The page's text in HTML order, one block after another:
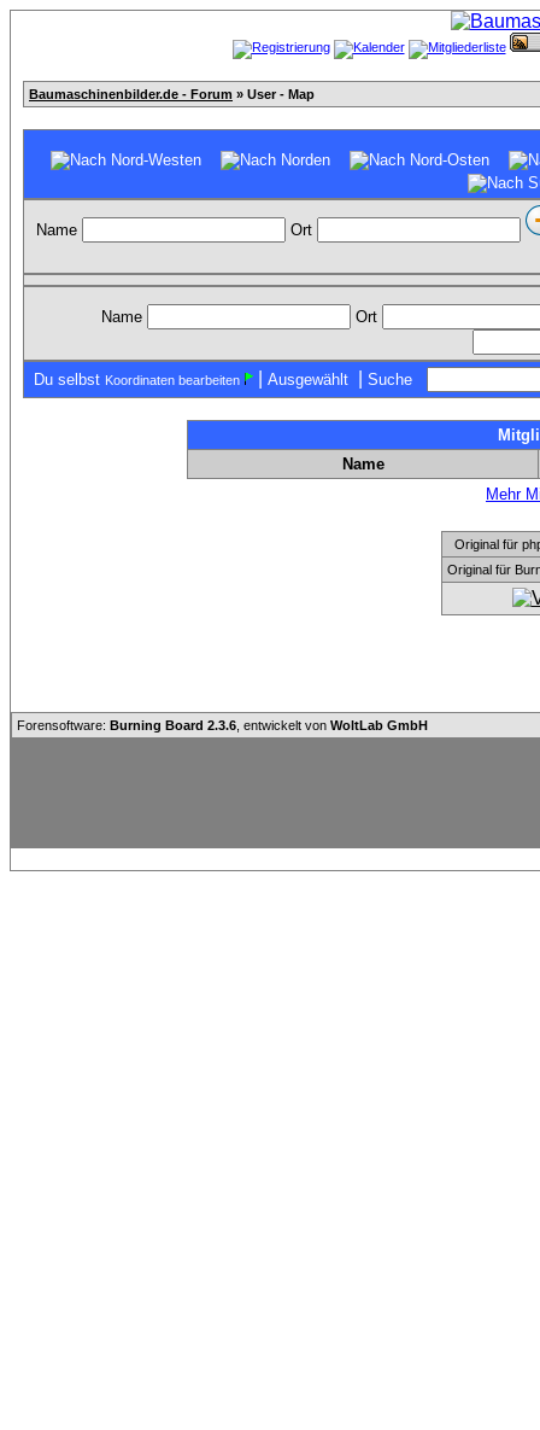
Baumaschinenbilder.de - Forum » User - Map
Name Ort
Name Ort
Du selbst Koordinaten bearbeiten Ausgewählt Suche
Name
Mehr
Original für
Original für
Forensoftware: Burning Board 2.3.6 , entwickelt von WoltLab GmbH